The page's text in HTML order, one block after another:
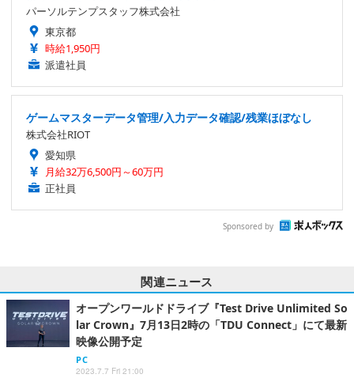
パーソルテンプスタッフ株式会社
東京都
時給1,950円
派遣社員
ゲームマスターデータ管理/入力データ確認/残業ほぼなし
株式会社RIOT
愛知県
月給32万6,500円～60万円
正社員
Sponsored by
関連ニュース
オープンワールドドライブ『Test Drive Unlimited So
lar Crown』7月13日2時の「TDU Connect」にて最新
映像公開予定
PC
2023.7.7 Fri 21:00